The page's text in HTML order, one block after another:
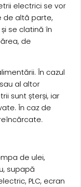
electrici se vor
de altă parte,
se clatină în
de
În cazul
al altor
sunt șterși, iar
În caz de
de ulei,
supapă
PLC, ecran